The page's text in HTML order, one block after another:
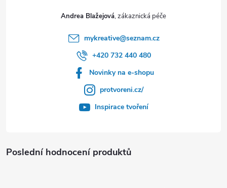
Poslední hodnocení produktů
Andrea Blažejová
mykreative@seznam.cz
+420 732 440 480
Novinky na e-shopu
protvoreni.cz/
Inspirace tvoření